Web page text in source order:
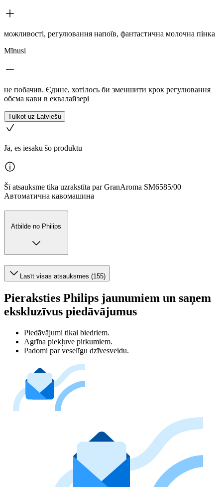
можливості, регулювання напоїв, фантастична молочна пінка
Mīnusi
не побачив. Єдине, хотілось би зменшити крок регулювання
обєма кави в еквалайзері
Tulkot uz Latviešu
Jā, es iesaku šo produktu
Šī atsauksme tika uzrakstīta par GranAroma SM6585/00
Автоматична кавомашина
Atbilde no Philips
Lasīt visas atsauksmes (155)
Pieraksties Philips jaunumiem un saņem
ekskluzīvus piedāvājumus
Piedāvājumi tikai biedriem.
Agrīna piekļuve pirkumiem.
Padomi par veselīgu dzīvesveidu.